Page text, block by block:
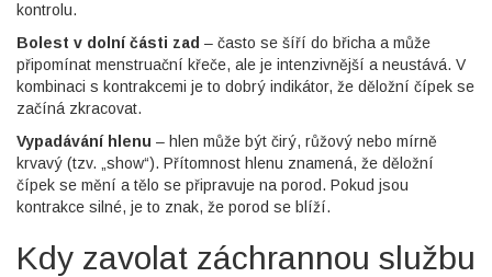
kontrolu.
Bolest v dolní části zad – často se šíří do břicha a může
připomínat menstruační křeče, ale je intenzivnější a neustává. V
kombinaci s kontrakcemi je to dobrý indikátor, že děložní čípek se
začíná zkracovat.
Vypadávání hlenu – hlen může být čirý, růžový nebo mírně
krvavý (tzv. „show“). Přítomnost hlenu znamená, že děložní
čípek se mění a tělo se připravuje na porod. Pokud jsou
kontrakce silné, je to znak, že porod se blíží.
Kdy zavolat záchrannou službu